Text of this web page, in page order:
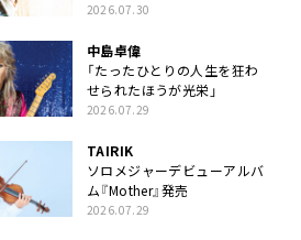
2026.07.30
中島卓偉
「たったひとりの人生を狂わ
せられたほうが光栄」
2026.07.29
TAIRIK
ソロメジャーデビューアルバ
ム『Mother』発売
2026.07.29